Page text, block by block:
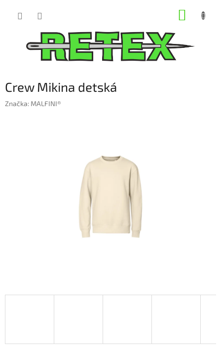
Crew Mikina detská
Značka: MALFINI®